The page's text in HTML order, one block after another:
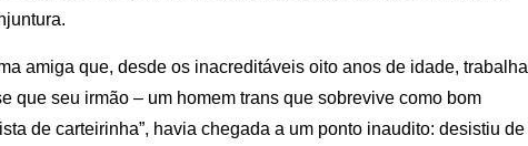
amiga que, desde os inacreditáveis oito anos de idade, trabalha
que seu irmão – um homem trans que sobrevive como bom
de carteirinha”, havia chegada a um ponto inaudito: desistiu de